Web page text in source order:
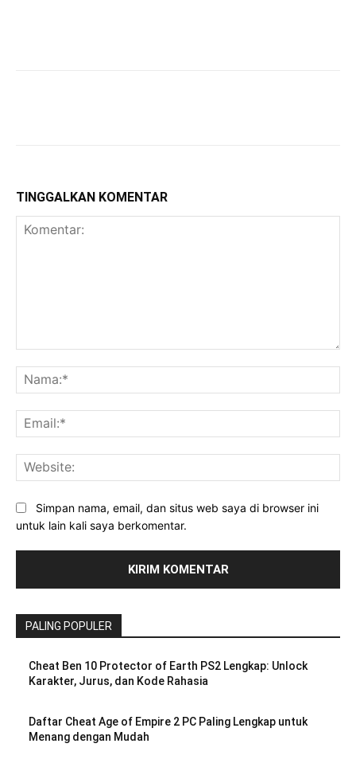
TINGGALKAN KOMENTAR
Simpan nama, email, dan situs web saya di browser ini
untuk lain kali saya berkomentar.
PALING POPULER
Cheat Ben 10 Protector of Earth PS2 Lengkap: Unlock
Karakter, Jurus, dan Kode Rahasia
Daftar Cheat Age of Empire 2 PC Paling Lengkap untuk
Menang dengan Mudah